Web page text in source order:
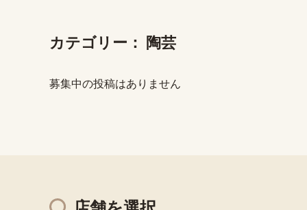
カテゴリー： 陶芸
募集中の投稿はありません